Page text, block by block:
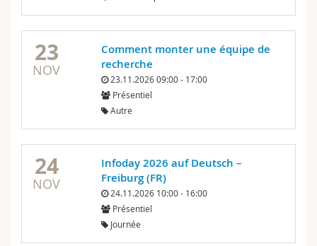
23
NOV
Comment monter une équipe de
recherche
23.11.2026 09:00 - 17:00
Présentiel
Autre
24
NOV
Infoday 2026 auf Deutsch –
Freiburg (FR)
24.11.2026 10:00 - 16:00
Présentiel
Journée